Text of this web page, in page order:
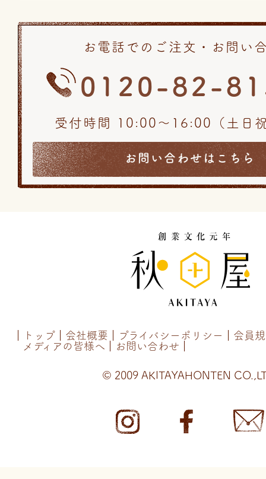
お電話でのご注文・お問い
0120-82-
受付時間 10:00〜16:00（土日
お問い合わせはこちら
トップ 会社概要 プライバシーポリシー
会員
メディアの皆様へ
お問い合わせ
© 2009 AKITAYAHONTEN